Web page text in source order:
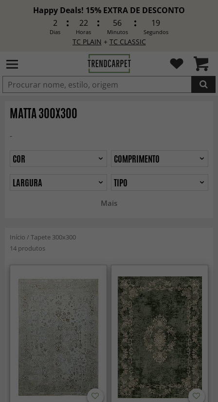
Happy Deals! 15% EXTRA DE DESCONTO
2
Dias
22
Horas
56
Minutos
16
Segundos
TC PLAIN + TC CLASSIC
MATTA 300X300
-
Mais
COR
COMPRIMENTO
LARGURA
TIPO
Início /Tapete 300x300
14 produtos